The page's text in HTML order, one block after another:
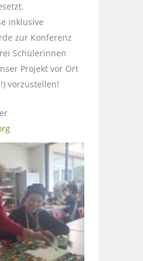
inklusive
zur Konferenz
Schülerinnen
Projekt vor Ort
vorzustellen!